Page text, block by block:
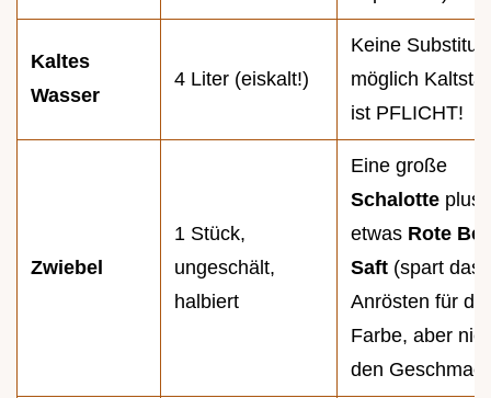
Kaltes
Wasser
4 Liter (eiskalt!)
Keine
möglich
ist PFLICHT!
Zwiebel
1 Stück,
ungeschält,
halbiert
Eine große
Schalotte plus
etwas Rote
Saft (spart das
Anrösten für die
Farbe, aber
den